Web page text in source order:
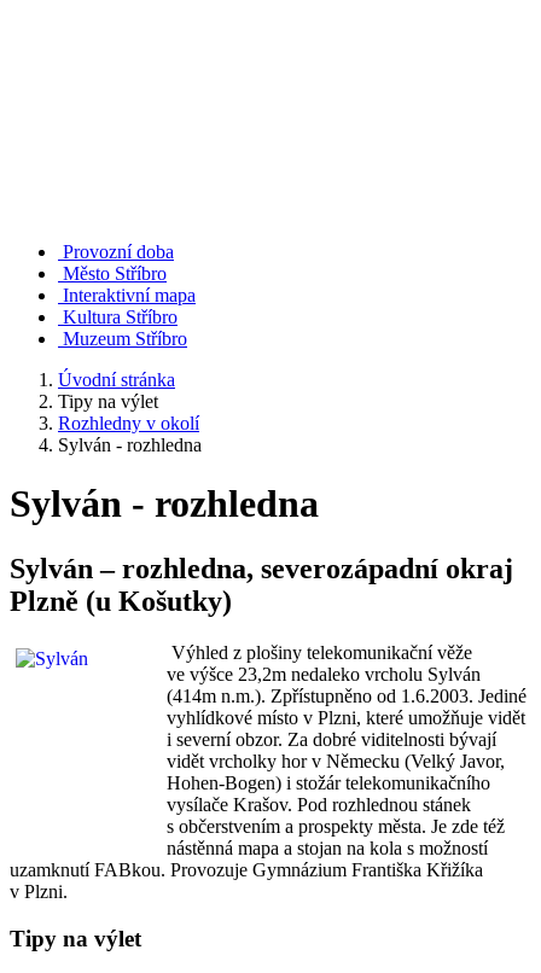
Provozní doba
Město Stříbro
Interaktivní mapa
Kultura Stříbro
Muzeum Stříbro
Úvodní stránka
Tipy na výlet
Rozhledny v okolí
Sylván - rozhledna
Sylván - rozhledna
Sylván – rozhledna, severozápadní okraj
Plzně (u Košutky)
Výhled z plošiny telekomunikační věže
ve výšce 23,2m nedaleko vrcholu Sylván
(414m n.m.). Zpřístupněno od 1.6.2003. Jediné
vyhlídkové místo v Plzni, které umožňuje vidět
i severní obzor. Za dobré viditelnosti bývají
vidět vrcholky hor v Německu (Velký Javor,
Hohen-Bogen) i stožár telekomunikačního
vysílače Krašov. Pod rozhlednou stánek
s občerstvením a prospekty města. Je zde též
nástěnná mapa a stojan na kola s možností
uzamknutí FABkou. Provozuje Gymnázium Františka Křižíka
v Plzni.
Tipy na výlet